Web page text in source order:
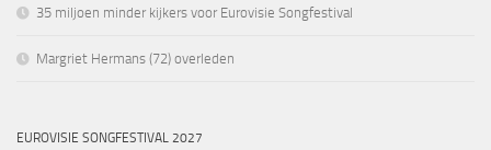
35 miljoen minder kijkers voor Eurovisie Songfestival
Margriet Hermans (72) overleden
EUROVISIE SONGFESTIVAL 2027